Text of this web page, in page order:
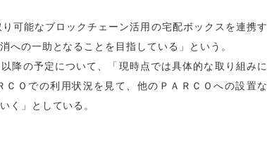
可能なブロックチェーン活用の宅配ボックスを連携す
への一助となることを目指している」という。
降の予定について、「現時点では具体的な取り組みに
Ｏでの利用状況を見て、他のＰＡＲＣＯへの設置な
く」としている。